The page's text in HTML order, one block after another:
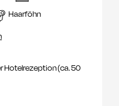
Haarföhn
Hotelrezeption (ca. 50